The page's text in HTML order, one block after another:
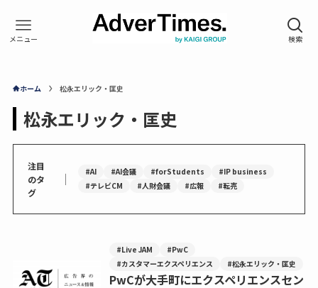
ホーム 松永エリック・匡史
松永エリック・匡史
注目
のタ
グ
｜ #AI #AI会議 #forStudents
#IP business
#テレビCM
#人財会議 #広報 #転売
#Live JAM
#PwC
#カスタマーエクスペリエンス
#松永エリック・匡史
PwCが大手町にエクスペリエンスセン